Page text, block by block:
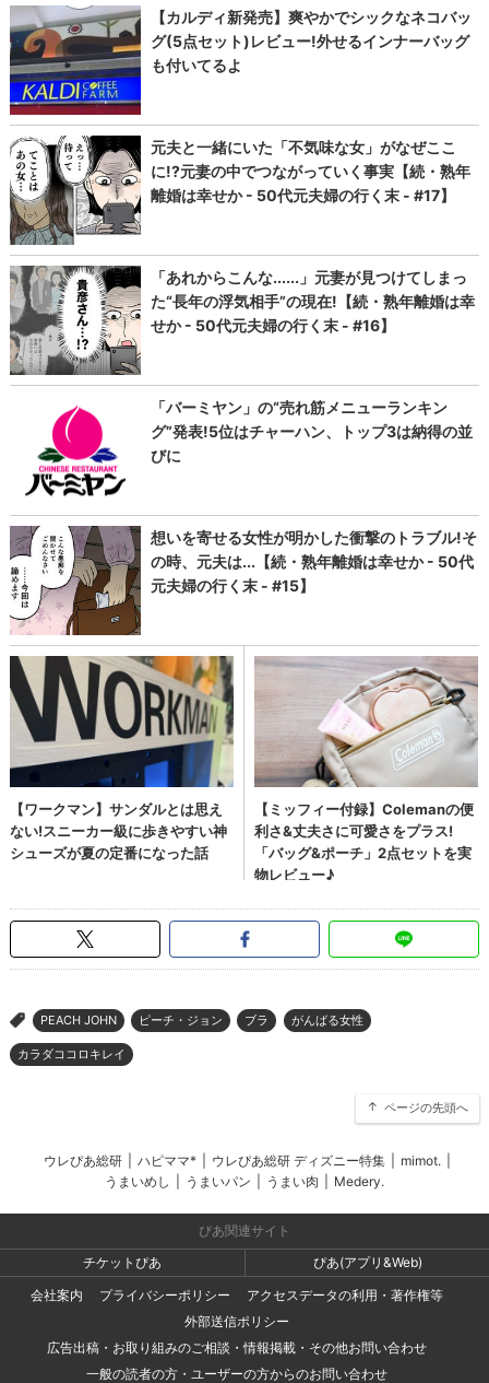
> PEACH JOHN ピーチ・ジョン ブラ がんばる女性
カラダココロキレイ
ページの先頭へ
ウレぴあ総研 ハピママ* ウレぴあ総研 ディズニー特集 mimot.
うまいめし
うまいパン うまい肉 Medery.
ぴあ関連サイト
チケットぴあ
ぴあ(アプリ&Web)
会社案内
プライバシーポリシー
アクセスデータの利用・著作権等
外部送信ポリシー
広告出稿・お取り組みのご相談・情報掲載・その他お問い合わせ
一般の読者の方・ユーザーの方からのお問い合わせ